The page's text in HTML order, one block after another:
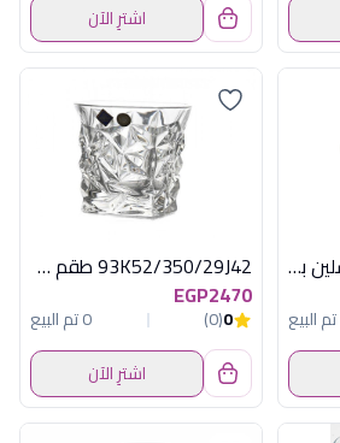
اشترِ الآن
طقم عشاء 32 ق بورسلين بربل كود 2
93K52/350/29J42 طقم 6 كوب جلاسير
EGP2470
0
(0)
0 تم البيع
اشترِ الآن